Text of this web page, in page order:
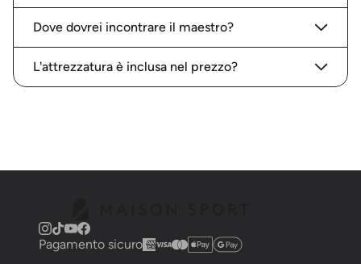
Dove dovrei incontrare il maestro?
L'attrezzatura è inclusa nel prezzo?
Pagamento sicuro